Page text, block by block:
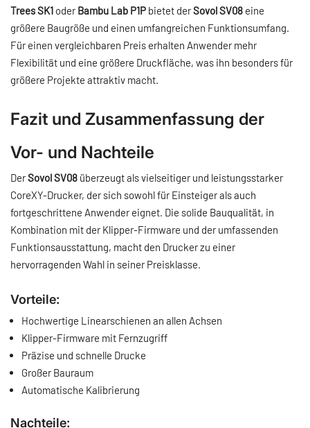
Trees SK1 oderBambu Lab P1P bietet derSovol SV08 eine
größere Baugröße und einen umfangreichen Funktionsumfang.
Für einen vergleichbaren Preis erhalten Anwender mehr
Flexibilität und eine größere Druckfläche, was ihn besonders für
größere Projekte attraktiv macht.
Fazit und Zusammenfassung der
Vor- und Nachteile
DerSovol SV08 überzeugt als vielseitiger und leistungsstarker
CoreXY-Drucker, der sich sowohl für Einsteiger als auch
fortgeschrittene Anwender eignet. Die solide Bauqualität, in
Kombination mit der Klipper-Firmware und der umfassenden
Funktionsausstattung, macht den Drucker zu einer
hervorragenden Wahl in seiner Preisklasse.
Vorteile:
Hochwertige Linearschienen an allen Achsen
Klipper-Firmware mit Fernzugriff
Präzise und schnelle Drucke
Großer Bauraum
Automatische Kalibrierung
Nachteile: